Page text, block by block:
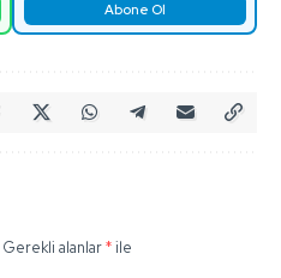
Abone Ol
Gerekli alanlar*ile